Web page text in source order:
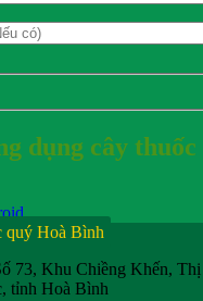
dụng cây thuốc
quý Hoà Bình
73, Khu Chiềng Khến,
tỉnh Hoà Bình